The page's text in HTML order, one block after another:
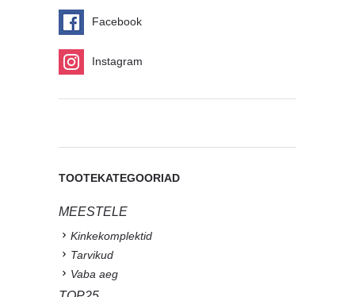
Facebook
Instagram
TOOTEKATEGOORIAD
MEESTELE
Kinkekomplektid
Tarvikud
Vaba aeg